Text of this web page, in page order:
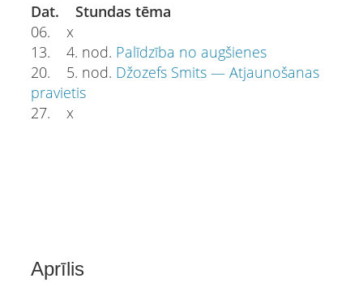
Dat. Stundas tēma
06. x
13. 4. nod. Palīdzība no augšienes
20. 5. nod. Džozefs Smits — Atjaunošanas
pravietis
27. x
Aprīlis